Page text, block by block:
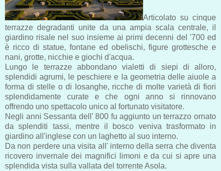
Articolato su cinque
terrazze degradanti unite da una ampia scala centrale, il
giardino risale nel suo insieme ai primi decenni del '700 ed
è ricco di statue, fontane ed obelischi, figure grottesche e
nani, grotte, nicchie e giochi d'acqua.
Lungo le terrazze abbondano vialetti di siepi di alloro,
splendidi agrumi, le peschiere e la geometria delle aiuole a
forma di stelle o di losanghe, ricche di molte varietà di fiori
splendidamente curate e che ogni anno si rinnovano
offrendo uno spettacolo unico al fortunato visitatore.
Negli anni Sessanta dell' 800 fu aggiunto un terrazzo ornato
da splenditi tassi, mentre il bosco veniva trasformato in
giardino all'inglese con un laghetto al suo interno.
Da non perdere una visita all' interno della serra che diventa
ricovero invernale dei magnifici limoni e da cui si apre una
splendida vista sulla vallata del torrente Asola.